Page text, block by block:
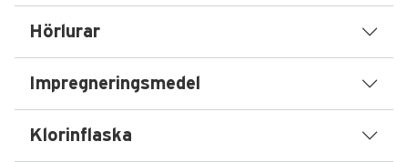
Hörlurar
Impregneringsmedel
Klorinflaska